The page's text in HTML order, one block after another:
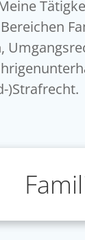
)Strafrecht.